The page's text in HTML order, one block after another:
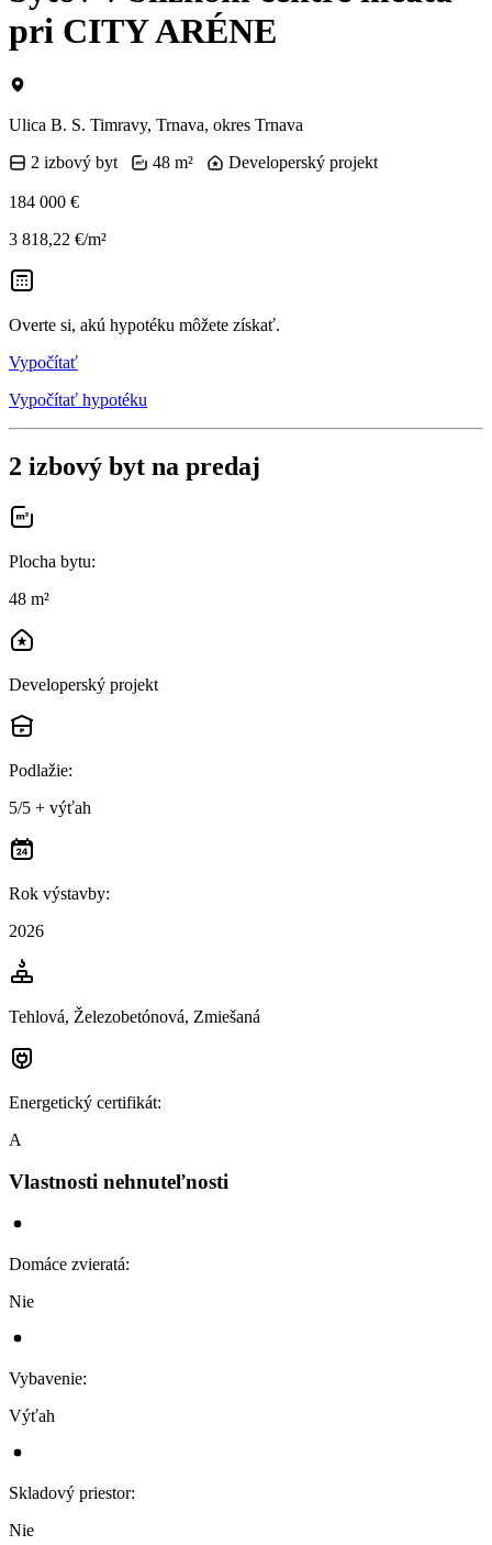
pri CITY ARÉNE
Ulica B. S. Timravy, Trnava, okres Trnava
2 izbový byt
48 m² Developerský projekt
184 000 €
3 818,22 €/m²
Overte si, akú hypotéku môžete získať.
Vypočítať
Vypočítať hypotéku
2 izbový byt na predaj
Plocha bytu:
48 m²
Developerský projekt
Podlažie:
5/5 + výťah
Rok výstavby:
2026
Tehlová, Železobetónová, Zmiešaná
Energetický certifikát:
A
Vlastnosti nehnuteľnosti
Domáce zvieratá:
Nie
Vybavenie:
Výťah
Skladový priestor:
Nie